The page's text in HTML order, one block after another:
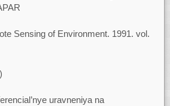
Sensing of Environment. 1991. vol.
uravneniya na